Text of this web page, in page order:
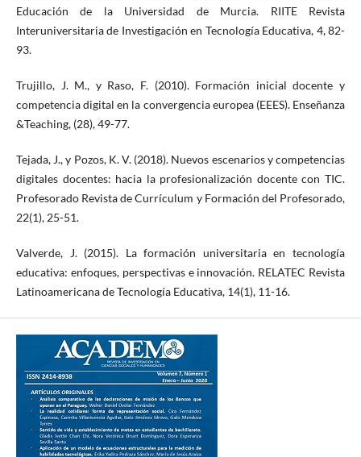
Educación de la Universidad de Murcia. RIITE Revista
Interuniversitaria de Investigación en Tecnología Educativa, 4, 82-
93.
Trujillo, J. M., y Raso, F. (2010). Formación inicial docente y
competencia digital en la convergencia europea (EEES). Enseñanza
&Teaching, (28), 49-77.
Tejada, J., y Pozos, K. V. (2018). Nuevos escenarios y competencias
digitales docentes: hacia la profesionalización docente con TIC.
Profesorado Revista de Currículum y Formación del Profesorado,
22(1), 25-51.
Valverde, J. (2015). La formación universitaria en tecnología
educativa: enfoques, perspectivas e innovación. RELATEC Revista
Latinoamericana de Tecnología Educativa, 14(1), 11-16.